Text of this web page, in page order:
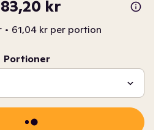
kr
• 61,04 kr per portion
Portioner